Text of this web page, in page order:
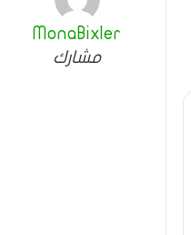
MonaBixler
مشارك